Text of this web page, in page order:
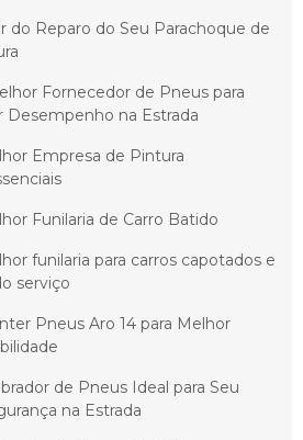
do Reparo do Seu Parachoque de
Fornecedor de Pneus para
Desempenho na Estrada
Empresa de Pintura
Funilaria de Carro Batido
funilaria para carros capotados e
serviço
Pneus Aro 14 para Melhor
de Pneus Ideal para Seu
na Estrada